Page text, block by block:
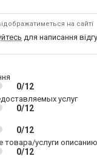
на сайті
для написання
0/12
услуг
0/12
0/12
товара/услуги описанию
0/12